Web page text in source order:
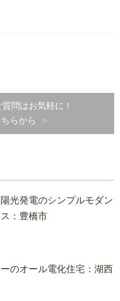
問はお気軽に！
らから
光発電のシンプルモダン
：豊橋市
のオール電化住宅：湖西